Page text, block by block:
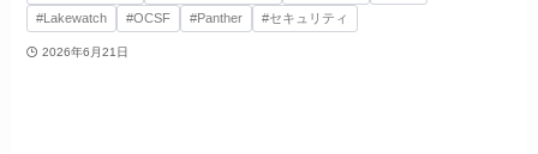
#Lakewatch
#OCSF #Panther #セキュリティ
2026年6月21日